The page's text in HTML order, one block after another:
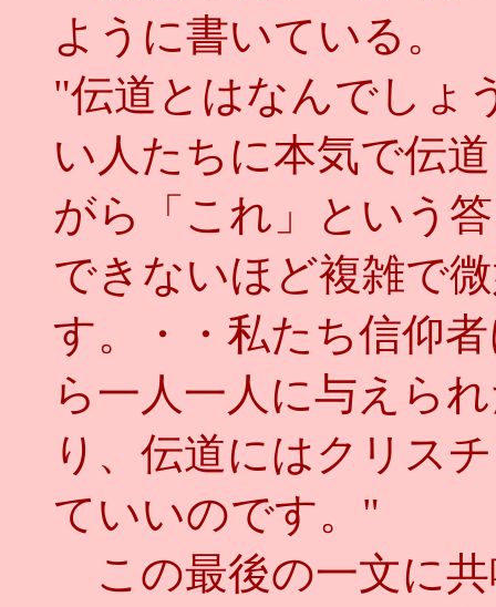
ように書いている。
"伝道とはなんでしょ
い人たちに本気で伝
がら「これ」という
できないほど複雑で
す。・・私たち信仰
ら一人一人に与えら
り、伝道にはクリス
ていいのです。"
この最後の一文に